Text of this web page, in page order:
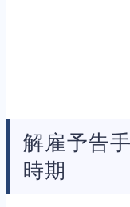
解雇予告
時期